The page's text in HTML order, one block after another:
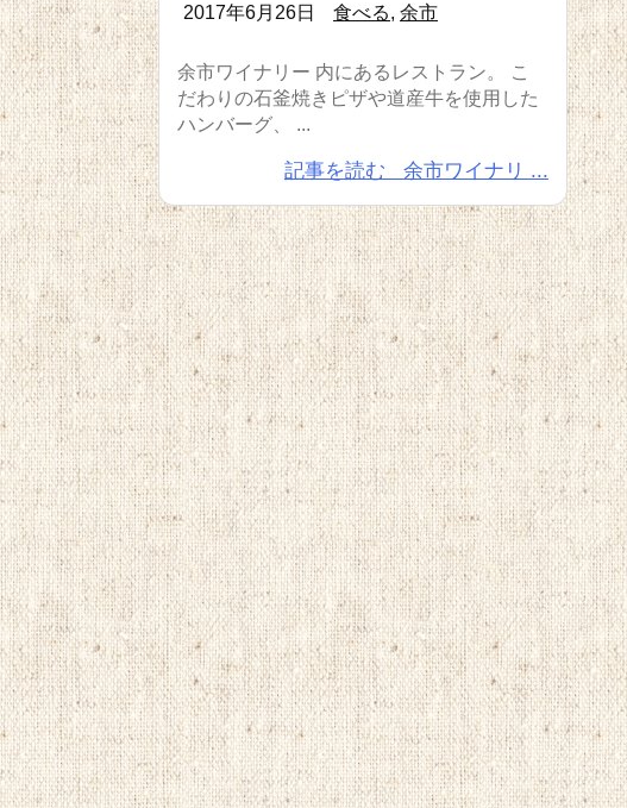
2017年6月26日 食べる, 余市
余市ワイナリー 内にあるレストラン。 こ
だわりの石釜焼きピザや道産牛を使用した
ハンバーグ、 ...
記事を読む 余市ワイナリ ...